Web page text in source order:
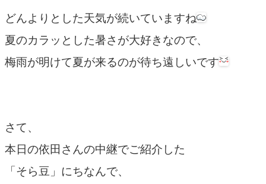
どんよりとした天気が続いていますね
夏のカラッとした暑さが大好きなので、
梅雨が明けて夏が来るのが待ち遠しいです
さて、
本日の依田さんの中継でご紹介した
「そら豆」にちなんで、